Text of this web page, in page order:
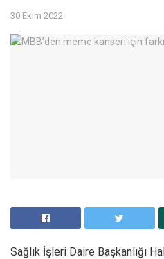
30 Ekim 2022
Sağlık İşleri Daire Başkanlığı